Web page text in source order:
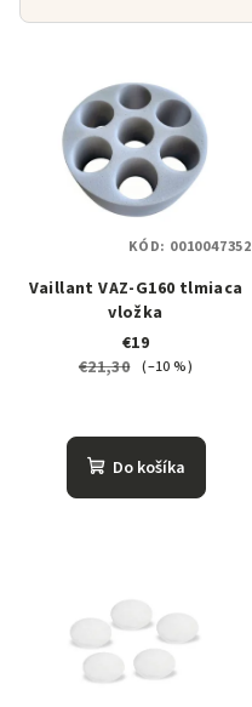
Vaillant VAZ-G160 tlmiaca
vložka
€19
€21,30 (–10 %)
Do košíka
KÓD: 0010047352